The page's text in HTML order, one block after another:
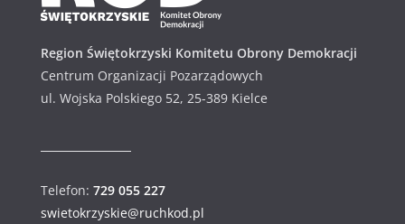
Region Świętokrzyski Komitetu Obrony Demokracji
Centrum Organizacji Pozarządowych
ul. Wojska Polskiego 52, 25-389 Kielce
Telefon: 729 055 227
swietokrzyskie@ruchkod.pl